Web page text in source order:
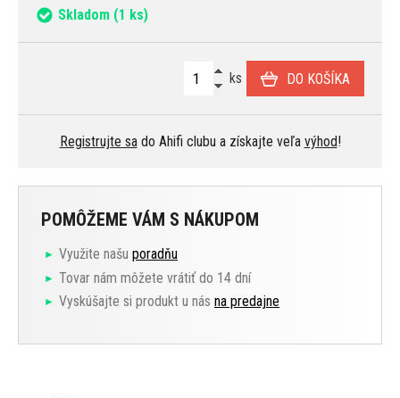
Skladom (1 ks)
ks DO KOŠÍKA
Registrujte sado Ahifi clubu a získajte veľa výhod!
POMÔŽEME VÁM S NÁKUPOM
Využite našu poradňu
Tovar nám môžete vrátiť do 14 dní
Vyskúšajte si produkt u nás na predajne